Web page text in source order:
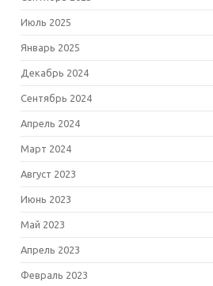
Июль 2025
Январь 2025
Декабрь 2024
Сентябрь 2024
Апрель 2024
Март 2024
Август 2023
Июнь 2023
Май 2023
Апрель 2023
Февраль 2023